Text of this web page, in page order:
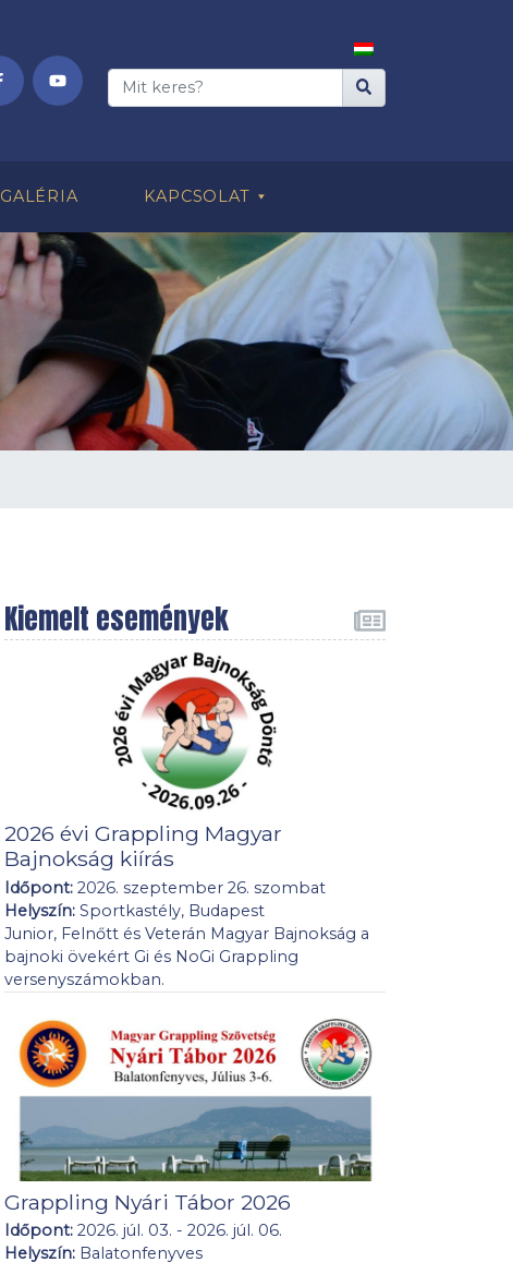
GALÉRIA KAPCSOLAT
Kiemelt események
2026 évi Grappling Magyar
Bajnokság kiírás
Időpont: 2026. szeptember 26. szombat
Helyszín: Sportkastély, Budapest
Junior, Felnőtt és Veterán Magyar Bajnokság a
bajnoki övekért Gi és NoGi Grappling
versenyszámokban.
Grappling Nyári Tábor 2026
Időpont: 2026. júl. 03. - 2026. júl. 06.
Helyszín: Balatonfenyves